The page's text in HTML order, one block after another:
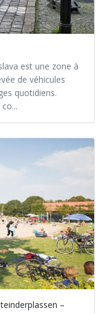
est une zone à
de véhicules
quotidiens.
–